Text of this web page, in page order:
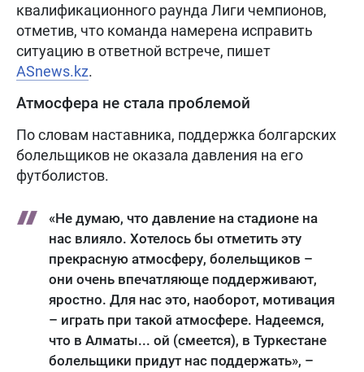
квалификационного раунда Лиги чемпионов,
отметив, что команда намерена исправить
ситуацию в ответной встрече, пишет
ASnews.kz.
Атмосфера не стала проблемой
По словам наставника, поддержка болгарских
болельщиков не оказала давления на его
футболистов.
«Не думаю, что давление на стадионе на
нас влияло. Хотелось бы отметить эту
прекрасную атмосферу, болельщиков –
они очень впечатляюще поддерживают,
яростно. Для нас это, наоборот, мотивация
– играть при такой атмосфере. Надеемся,
что в Алматы... ой (смеется), в Туркестане
болельщики придут нас поддержать», –